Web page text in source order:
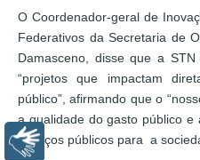
O Coordenador-geral de
Federativos da Secretaria de
Damasceno, disse que a
“projetos que impactam
público”, afirmando que o
a qualidade do gasto público
serviços públicos para a
Libras